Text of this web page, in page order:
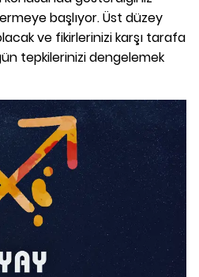
başlıyor. Üst düzey
ve fikirlerinizi karşı tarafa
tepkilerinizi dengelemek